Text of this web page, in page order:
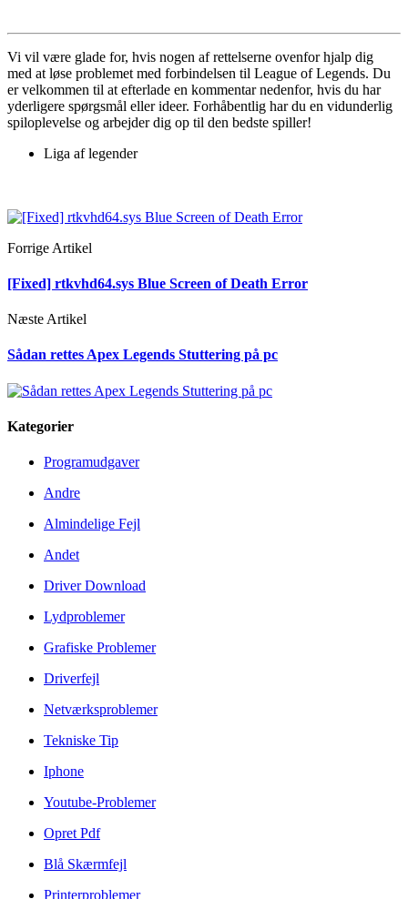
Vi vil være glade for, hvis nogen af ​​rettelserne ovenfor hjalp dig
med at løse problemet med forbindelsen til League of Legends. Du
er velkommen til at efterlade en kommentar nedenfor, hvis du har
yderligere spørgsmål eller ideer. Forhåbentlig har du en vidunderlig
spiloplevelse og arbejder dig op til den bedste spiller!
Liga af legender
Forrige Artikel
[Fixed] rtkvhd64.sys Blue Screen of Death Error
Næste Artikel
Sådan rettes Apex Legends Stuttering på pc
Kategorier
Programudgaver
Andre
Almindelige Fejl
Andet
Driver Download
Lydproblemer
Grafiske Problemer
Driverfejl
Netværksproblemer
Tekniske Tip
Iphone
Youtube-Problemer
Opret Pdf
Blå Skærmfejl
Printerproblemer